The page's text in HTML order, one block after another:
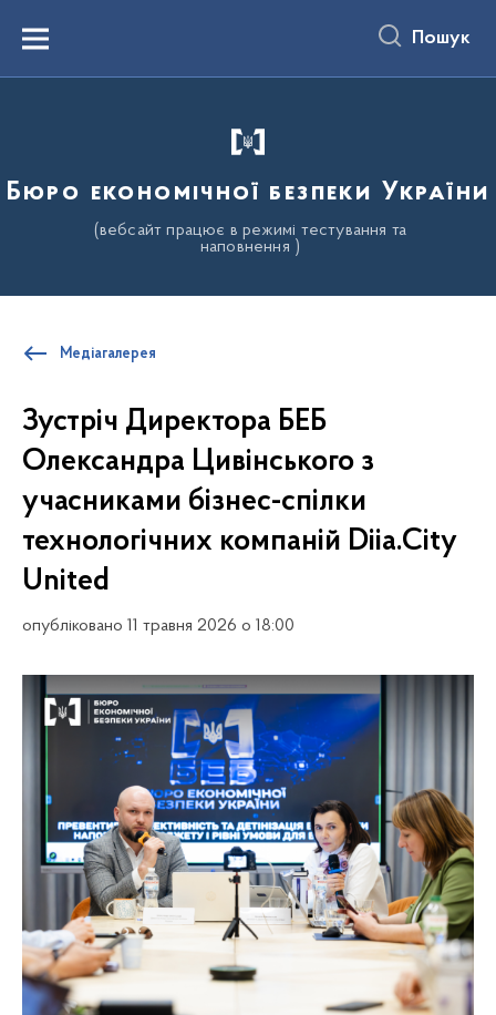
вмістуMenu Пошук
Бюро економічної безпеки України
(вебсайт працює в режимі тестування та
наповнення )
Медіагалерея
Зустріч Директора БЕБ
Олександра Цивінського з
учасниками бізнес-спілки
технологічних компаній Diia.City
United
опубліковано 11 травня 2026 о 18:00